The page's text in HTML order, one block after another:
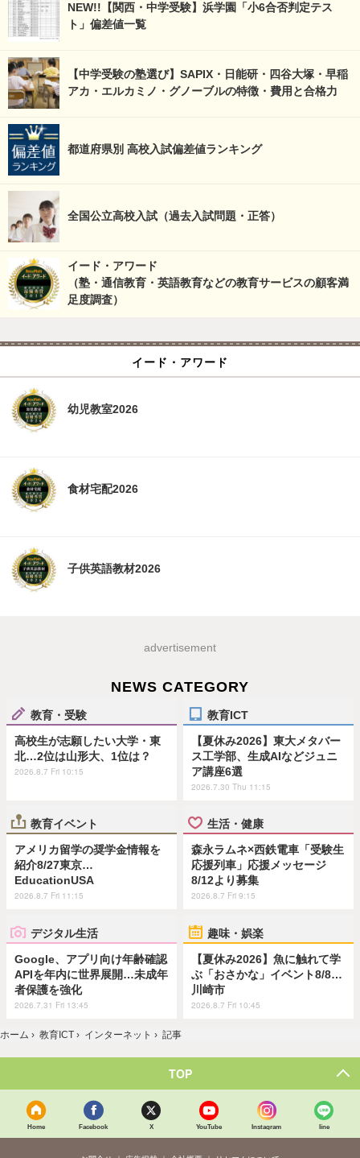
NEW!!【関西・中学受験】浜学園「小6合否判定テス
ト」偏差値一覧
【中学受験の塾選び】SAPIX・日能研・四谷大塚・早稲
アカ・エルカミノ・グノーブルの特徴・費用と合格力
都道府県別 高校入試偏差値ランキング
全国公立高校入試（過去入試問題・正答）
イード・アワード
（塾・通信教育・英語教育などの教育サービスの顧客満
足度調査）
イード・アワード
幼児教室2026
食材宅配2026
子供英語教材2026
advertisement
NEWS CATEGORY
教育・受験
高校生が志願したい大学・東
北…2位は山形大、1位は？
2026.8.7 Fri 10:15
教育ICT
【夏休み2026】東大メタバー
ス工学部、生成AIなどジュニ
ア講座6選
2026.7.30 Thu 11:15
教育イベント
アメリカ留学の奨学金情報を
紹介8/27東京…
EducationUSA
2026.8.7 Fri 11:15
生活・健康
森永ラムネ×西鉄電車「受験生
応援列車」応援メッセージ
8/12より募集
2026.8.7 Fri 9:15
デジタル生活
Google、アプリ向け年齢確認
APIを年内に世界展開…未成年
者保護を強化
2026.7.31 Fri 13:45
趣味・娯楽
【夏休み2026】魚に触れて学
ぶ「おさかな」イベント8/8…
川崎市
2026.8.7 Fri 10:45
ホーム › 教育ICT › インターネット › 記事
TOP
Home Facebook X YouTube Instagram line